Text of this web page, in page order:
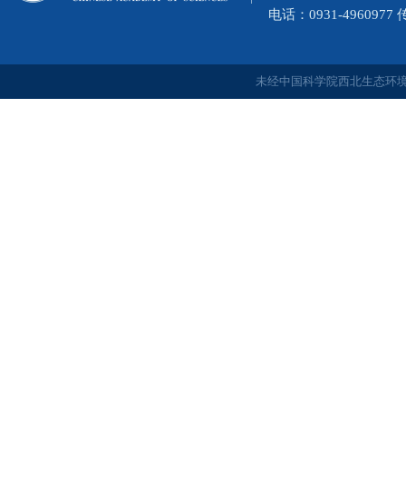
电话：0931-4960977
未经中国科学院西北生态环